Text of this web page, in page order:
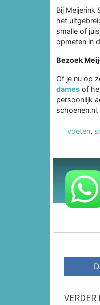
Bij Meijerink
het
smalle of
opmeten in
Bezoek
Of je nu op
dames of
persoonlijk
voeten,